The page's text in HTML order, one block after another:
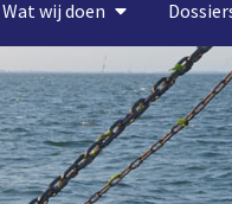
Wat wij doen